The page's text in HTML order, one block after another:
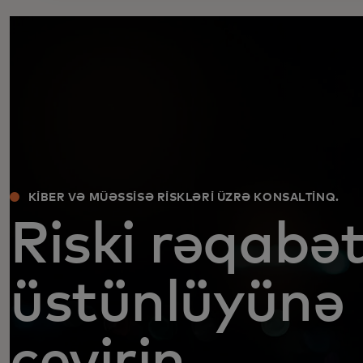
KIBER VƏ MÜƏSSISƏ RISKLƏRI ÜZRƏ KONSALTINQ.
Riski
üstünlüyünə